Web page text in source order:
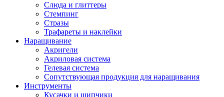
Слюда и глиттеры
Стемпинг
Стразы
Трафареты и наклейки
Наращивание
Акригели
Акриловая система
Гелевая система
Сопутствующая продукция для наращивания
Инструменты
Кусачки и щипчики